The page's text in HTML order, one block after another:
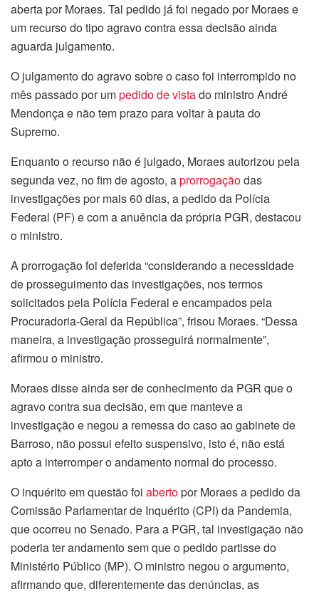
aberta por Moraes. Tal pedido já foi negado por Moraes e
um recurso do tipo agravo contra essa decisão ainda
aguarda julgamento.
O julgamento do agravo sobre o caso foi interrompido no
mês passado por umpedido de vistado ministro André
Mendonça e não tem prazo para voltar à pauta do
Supremo.
Enquanto o recurso não é julgado, Moraes autorizou pela
segunda vez, no fim de agosto, aprorrogaçãodas
investigações por mais 60 dias, a pedido da Polícia
Federal (PF) e com a anuência da própria PGR, destacou
o ministro.
A prorrogação foi deferida “considerando a necessidade
de prosseguimento das investigações, nos termos
solicitados pela Polícia Federal e encampados pela
Procuradoria-Geral da República”, frisou Moraes. “Dessa
maneira, a investigação prosseguirá normalmente”,
afirmou o ministro.
Moraes disse ainda ser de conhecimento da PGR que o
agravo contra sua decisão, em que manteve a
investigação e negou a remessa do caso ao gabinete de
Barroso, não possui efeito suspensivo, isto é, não está
apto a interromper o andamento normal do processo.
O inquérito em questão foi abertopor Moraes a pedido da
Comissão Parlamentar de Inquérito (CPI) da Pandemia,
que ocorreu no Senado. Para a PGR, tal investigação não
poderia ter andamento sem que o pedido partisse do
Ministério Público (MP). O ministro negou o argumento,
afirmando que, diferentemente das denúncias, as